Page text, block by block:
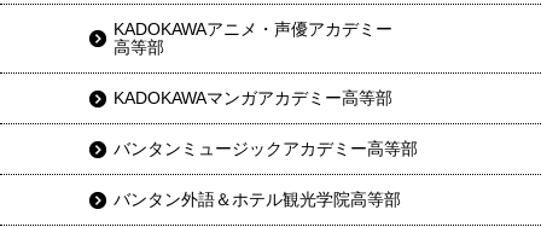
KADOKAWAアニメ・声優アカデミー
高等部
KADOKAWAマンガアカデミー高等部
バンタンミュージックアカデミー高等部
バンタン外語＆ホテル観光学院高等部